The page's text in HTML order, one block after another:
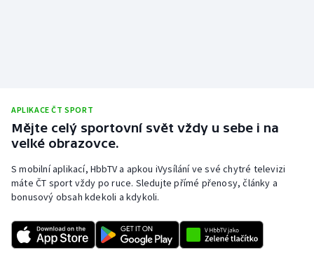
Ostatní
APLIKACE ČT SPORT
Mějte celý sportovní svět vždy u sebe i na
velké obrazovce.
S mobilní aplikací, HbbTV a apkou iVysílání ve své chytré televizi
máte ČT sport vždy po ruce. Sledujte přímé přenosy, články a
bonusový obsah kdekoli a kdykoli.